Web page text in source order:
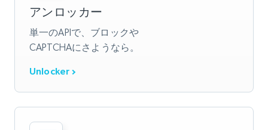
アンロッカー
単一のAPIで、ブロックや
CAPTCHAにさようなら。
Unlocker